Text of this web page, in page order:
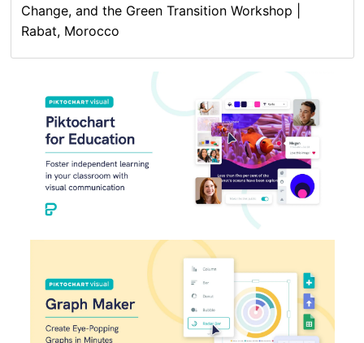
Change, and the Green Transition Workshop |
Rabat, Morocco